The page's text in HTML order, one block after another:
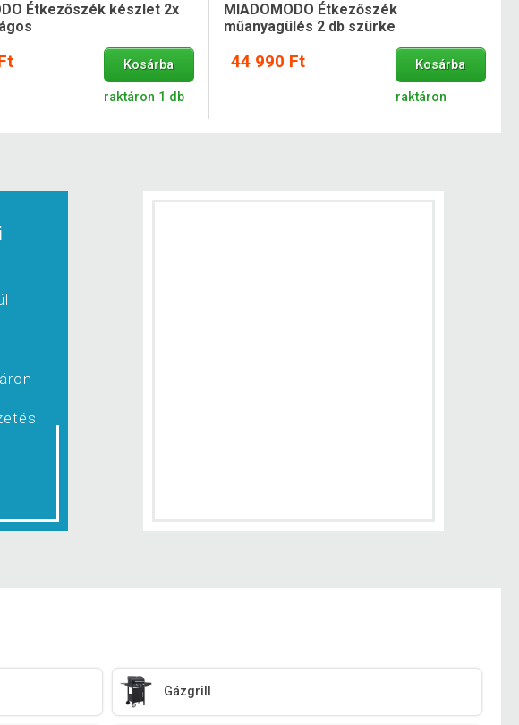
Étkezőszék készlet 2x
Kosárba
raktáron 1 db
MIADOMODO Étkezőszék
műanyagülés 2 db szürke
44 990 Ft Kosárba
raktáron
Gázgrill